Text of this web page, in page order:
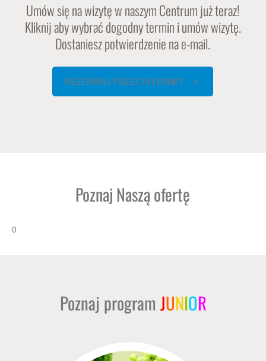
Umów się na wizytę w naszym Centrum już teraz!
Kliknij aby wybrać dogodny termin i umów wizytę.
Dostaniesz potwierdzenie na e-mail.
REZERWUJ PRZEZ INTERNET
Poznaj Naszą ofertę
0
Poznaj program JUNIOR